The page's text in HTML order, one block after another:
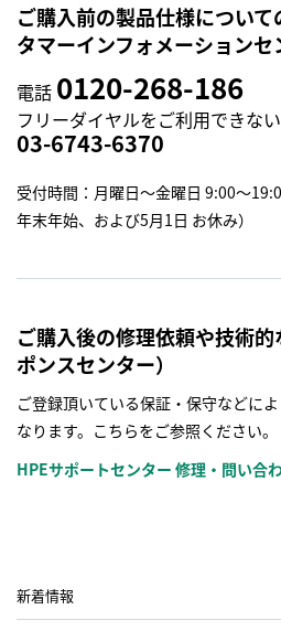
ご購入前の製品仕様につい
タマーインフォメーションセ
電話 0120-268-186
フリーダイヤルをご利用できな
03-6743-6370
受付時間：月曜日～金曜日 9:00～
年末年始、および5月1日 お休み）
ご購入後の修理依頼や技術
ポンスセンター）
ご登録頂いている保証・保守などに
なります。こちらをご参照ください。
HPEサポートセンター 修理・問い合
新着情報